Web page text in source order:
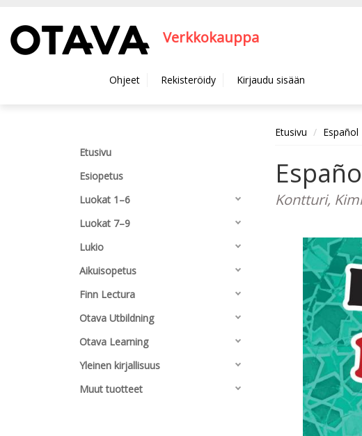
Verkkokauppa
Ohjeet Rekisteröidy Kirjaudu sisään
Etusivu
Esiopetus
Luokat 1–6
Luokat 7–9
Lukio
Aikuisopetus
Finn Lectura
Otava Utbildning
Otava Learning
Yleinen kirjallisuus
Muut tuotteet
Etusivu
Kontturi,